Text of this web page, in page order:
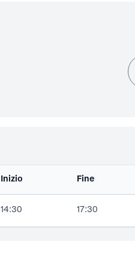
Inizio Fine
14:30 17:30